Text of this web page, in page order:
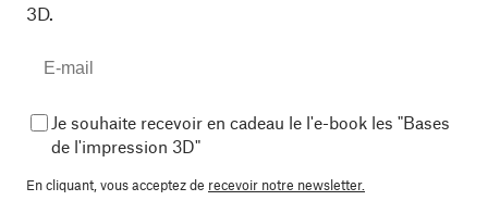
3D.
Je souhaite recevoir en cadeau le l'e-book les "Bases
de l'impression 3D"
En cliquant, vous acceptez de recevoir notre newsletter.